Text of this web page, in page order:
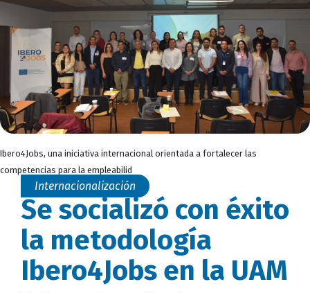
Ibero4Jobs, una iniciativa internacional orientada a fortalecer las
competencias para la empleabilid
Internacionalización
Se socializó con éxito
la metodología
Ibero4Jobs en la UAM